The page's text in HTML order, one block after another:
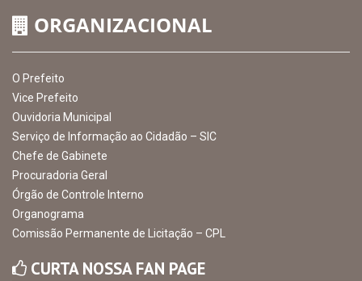
ORGANIZACIONAL
O Prefeito
Vice Prefeito
Ouvidoria Municipal
Serviço de Informação ao Cidadão – SIC
Chefe de Gabinete
Procuradoria Geral
Órgão de Controle Interno
Organograma
Comissão Permanente de Licitação – CPL
CURTA NOSSA FAN PAGE